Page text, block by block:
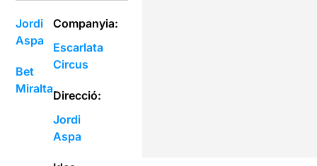
Jordi
Aspa
Bet
Miralta
Companyia:
Escarlata
Circus
Direcció:
Jordi
Aspa